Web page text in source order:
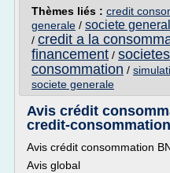
Thèmes liés : credit
generale / societe
/ credit a la
financement /
consommation /
societe generale
Avis crédit
credit-
Avis crédit consommation
Avis global